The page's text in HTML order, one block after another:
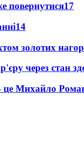
повернутися17
14
золотих
через стан
- це Михайло